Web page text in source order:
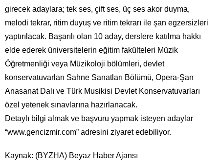
girecek adaylara; tek ses, çift ses, üç ses akor duyma,
melodi tekrar, ritim duyuş ve ritim tekrarı ile şan egzersizleri
yaptırılacak. Başarılı olan 10 aday, derslere katılma hakkı
elde ederek üniversitelerin eğitim fakülteleri Müzik
Öğretmenliği veya Müzikoloji bölümleri, devlet
konservatuvarları Sahne Sanatları Bölümü, Opera-Şan
Anasanat Dalı ve Türk Musikisi Devlet Konservatuvarları
özel yetenek sınavlarına hazırlanacak.
Detaylı bilgi almak ve başvuru yapmak isteyen adaylar
“www.gencizmir.com” adresini ziyaret edebiliyor.
Kaynak: (BYZHA) Beyaz Haber Ajansı